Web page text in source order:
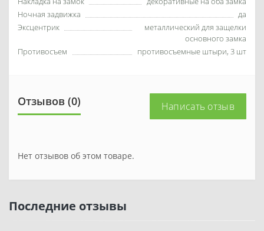
Ночная задвижка
да
Эксцентрик
металлический для защелки
основного замка
Противосъем
противосъемные штыри, 3 шт
Отзывов (0) Написать отзыв
Нет отзывов об этом товаре.
Последние отзывы